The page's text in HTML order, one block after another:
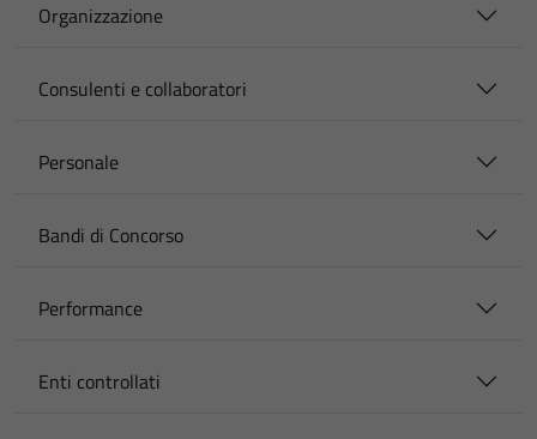
Organizzazione
Consulenti e collaboratori
Personale
Bandi di Concorso
Performance
Enti controllati